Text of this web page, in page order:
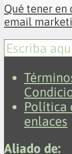
Qué tener en
email
Política
enlaces
Aliado de: